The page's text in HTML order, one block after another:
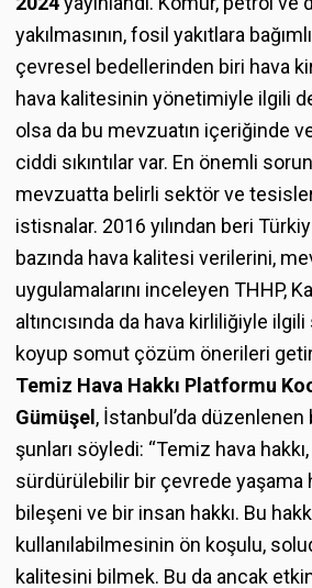
yakılmasının, fosil yakıtlara
çevresel bedellerinden biri hava
hava kalitesinin yönetimiyle ilgili
olsa da bu mevzuatın içeriğinde
ciddi sıkıntılar var. En önemli
mevzuatta belirli sektör ve
istisnalar. 2016 yılından beri
bazında hava kalitesi verilerini,
uygulamalarını inceleyen THHP,
altıncısında da hava kirliliğiyle
koyup somut çözüm önerileri
Temiz Hava Hakkı Platformu
Gümüşel , İstanbul’da düzenlenen
şunları söyledi: “Temiz hava
sürdürülebilir bir çevrede yaşama
bileşeni ve bir insan hakkı. Bu
kullanılabilmesinin ön koşulu,
kalitesini bilmek. Bu da ancak